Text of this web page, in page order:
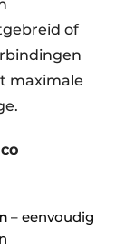
of
maximale
– eenvoudig